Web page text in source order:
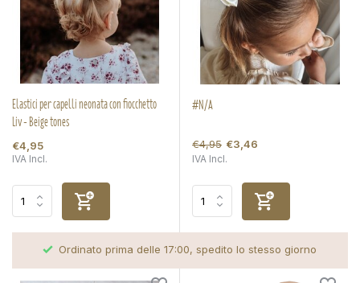
Elastici per capelli neonata con fiocchetto
Liv - Beige tones
€4,95
IVA Incl.
#N/A
€4,95 €3,46
IVA Incl.
Ordinato prima delle 17:00, spedito lo stesso giorno